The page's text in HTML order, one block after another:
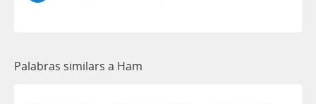
Palabras similars a Ham